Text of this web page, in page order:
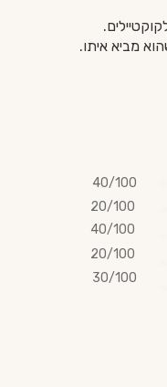
40/100
20/100
40/100
20/100
30/100